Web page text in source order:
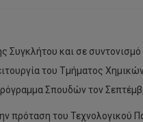
και σε συντονισμό
του Τμήματος
Σπουδών τον
πρόταση του Τεχνολογικού